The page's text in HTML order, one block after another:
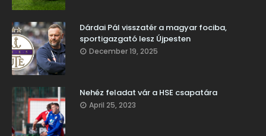
Dárdai Pál visszatér a magyar fociba,
sportigazgató lesz Újpesten
December 19, 2025
Nehéz feladat vár a HSE csapatára
April 25, 2023